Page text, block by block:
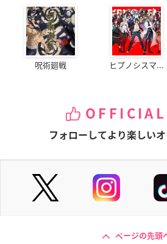
呪術廻戦 ヒプノシスマ...
OFFICIAL
フォローしてより楽しいオ
ページの先頭